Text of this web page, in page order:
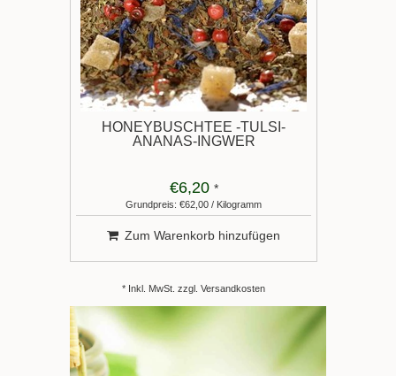
HONEYBUSCHTEE -TULSI-
ANANAS-INGWER
€6,20 *
Grundpreis: €62,00 / Kilogramm
Zum Warenkorb hinzufügen
* Inkl. MwSt. zzgl. Versandkosten